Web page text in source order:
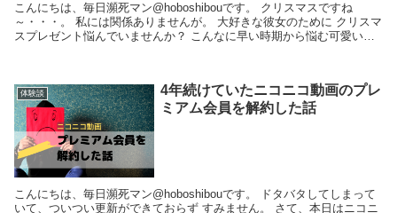
こんにちは、毎日瀕死マン@hoboshibouです。 クリスマスですね
～・・・。 私には関係ありませんが。 大好きな彼女のために クリスマ
スプレゼント悩んでいませんか？ こんなに早い時期から悩む可愛い彼
体験談
4年続けていたニコニコ動画のプレ
ミアム会員を解約した話
こんにちは、毎日瀕死マン@hoboshibouです。 ドタバタしてしまって
いて、ついつい更新ができておらず すみません。 さて、本日はニコニ